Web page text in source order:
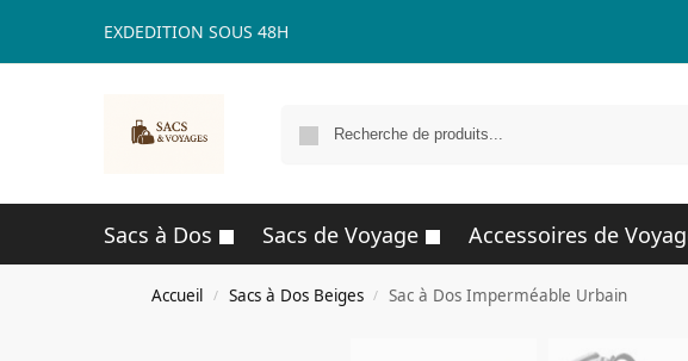
EXDEDITION SOUS 48H
Sacs à Dos Sacs de Voyage Accessoires de
Accueil / Sacs à Dos Beiges / Sac à Dos Imperméable Urbain